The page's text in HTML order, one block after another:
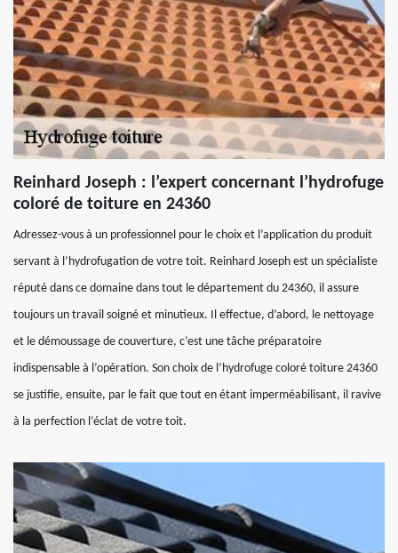
Reinhard Joseph : l’expert concernant l’hydrofuge
coloré de toiture en 24360
Adressez-vous à un professionnel pour le choix et l’application du produit
servant à l’hydrofugation de votre toit. Reinhard Joseph est un spécialiste
réputé dans ce domaine dans tout le département du 24360, il assure
toujours un travail soigné et minutieux. Il effectue, d’abord, le nettoyage
et le démoussage de couverture, c’est une tâche préparatoire
indispensable à l’opération. Son choix de l’hydrofuge coloré toiture 24360
se justifie, ensuite, par le fait que tout en étant imperméabilisant, il ravive
à la perfection l’éclat de votre toit.